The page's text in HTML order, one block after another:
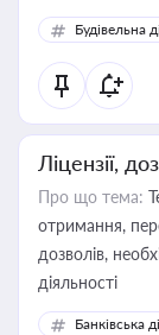
Будівельна
Ліцензії,
Про що тема:
отримання,
дозволів,
діяльності
Банківська